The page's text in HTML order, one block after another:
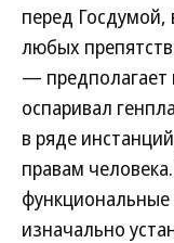
перед Госдумой,
любых
— предполагает
оспаривал
в ряде
правам
изначально